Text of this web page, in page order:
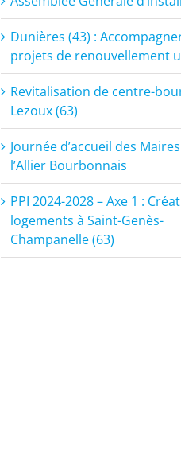
Dunières (43) :
projets de renouvellement
Revitalisation de centre-
Lezoux (63)
Journée d’accueil des
l’Allier Bourbonnais
PPI 2024-2028 – Axe 1 :
logements à Saint-Genès-
Champanelle (63)